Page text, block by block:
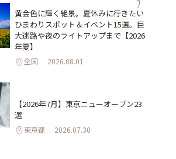
黄金色に輝く絶景。夏休みに行きたい
ひまわりスポット＆イベント15選。巨
大迷路や夜のライトアップまで【2026
年夏】
全国 2026.08.01
【2026年7月】東京ニューオープン23
選
東京都 2026.07.30